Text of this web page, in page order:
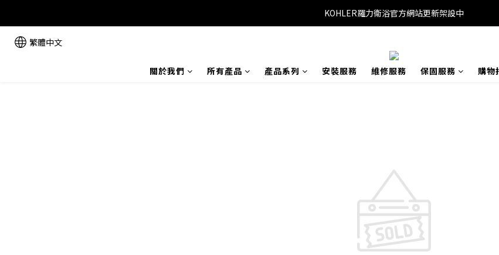
KOHLER羅力衛浴官方網站更新架設中
繁體中文
關於我們 所有產品 產品系列 安裝服務 維修服務 保固服務 購物